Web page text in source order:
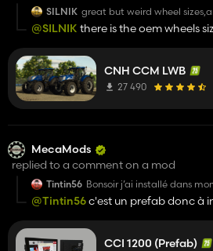
SILNIK great but weird wheel
mod if u added custom parts
stickers like dealer sticker or
@SILNIK there is the oem wheels
CNH CCM LWB
27 490
MecaMods
replied to a comment on a mod
Tintin56 Bonsoir j’ai installé dans
mon tracteur c’est normal
@Tintin56c'est un prefab donc à
CCI 1200 (Prefab)